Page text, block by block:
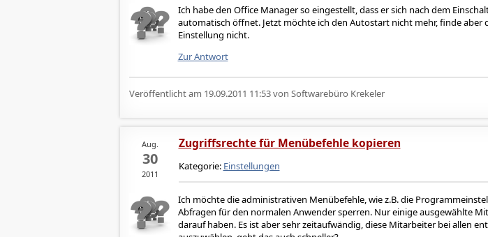
Ich habe den Office Manager so eingestellt, dass er sich nach dem
automatisch öffnet. Jetzt möchte ich den Autostart nicht mehr, finde aber
Einstellung nicht.
Zur Antwort
Veröffentlicht am 19.09.2011 11:53von Softwarebüro Krekeler
Aug.
30
2011
Zugriffsrechte für Menübefehle kopieren
Kategorie: Einstellungen
Ich möchte die administrativen Menübefehle, wie z.B. die
Abfragen für den normalen Anwender sperren. Nur einige ausgewählte
darauf haben. Es ist aber sehr zeitaufwändig, diese Mitarbeiter bei allen